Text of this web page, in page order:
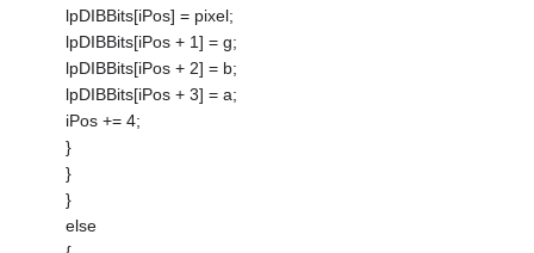
lpDIBBits[iPos] = pixel;
lpDIBBits[iPos + 1] = g;
lpDIBBits[iPos + 2] = b;
lpDIBBits[iPos + 3] = a;
iPos += 4;
}
}
}
else